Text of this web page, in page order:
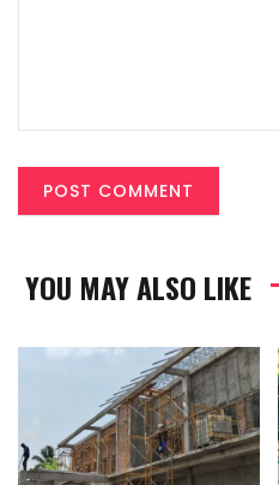
YOU MAY ALSO LIKE